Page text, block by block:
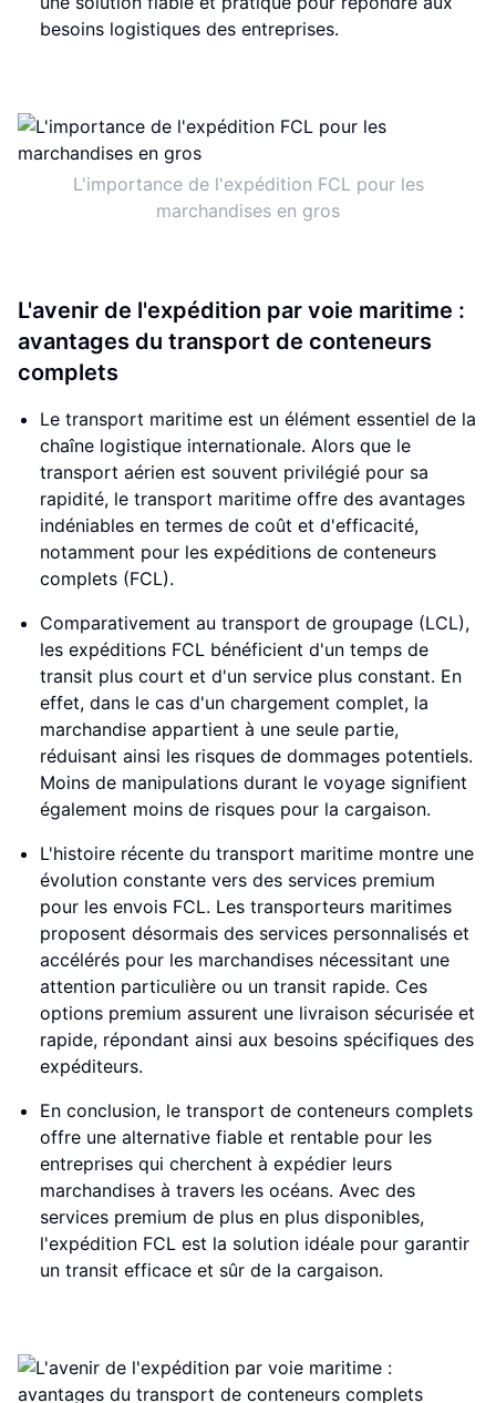
besoins logistiques des entreprises.
L'importance de l'expédition FCL pour les
marchandises en gros
L'avenir de l'expédition par voie maritime :
avantages du transport de conteneurs
complets
Le transport maritime est un élément essentiel de la
chaîne logistique internationale. Alors que le
transport aérien est souvent privilégié pour sa
rapidité, le transport maritime offre des avantages
indéniables en termes de coût et d'efficacité,
notamment pour les expéditions de conteneurs
complets (FCL).
Comparativement au transport de groupage (LCL),
les expéditions FCL bénéficient d'un temps de
transit plus court et d'un service plus constant. En
effet, dans le cas d'un chargement complet, la
marchandise appartient à une seule partie,
réduisant ainsi les risques de dommages potentiels.
Moins de manipulations durant le voyage signifient
également moins de risques pour la cargaison.
L'histoire récente du transport maritime montre une
évolution constante vers des services premium
pour les envois FCL. Les transporteurs maritimes
proposent désormais des services personnalisés et
accélérés pour les marchandises nécessitant une
attention particulière ou un transit rapide. Ces
options premium assurent une livraison sécurisée et
rapide, répondant ainsi aux besoins spécifiques des
expéditeurs.
En conclusion, le transport de conteneurs complets
offre une alternative fiable et rentable pour les
entreprises qui cherchent à expédier leurs
marchandises à travers les océans. Avec des
services premium de plus en plus disponibles,
l'expédition FCL est la solution idéale pour garantir
un transit efficace et sûr de la cargaison.